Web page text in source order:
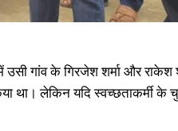
गांव के गिरजेश शर्मा और राकेश
था। लेकिन यदि स्वच्छताकर्मी के